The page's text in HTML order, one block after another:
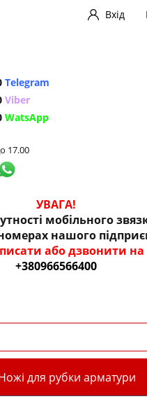
Вхід
Telegram
Viber
WatsApp
17.00
УВАГА!
мобільного
нашого
або дзвонити на
+380966566400
для рубки арматури